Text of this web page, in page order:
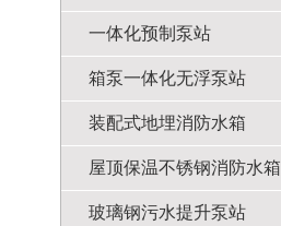
一体化预制泵站
箱泵一体化无浮泵站
装配式地埋消防水箱
屋顶保温不锈钢消防水箱
玻璃钢污水提升泵站